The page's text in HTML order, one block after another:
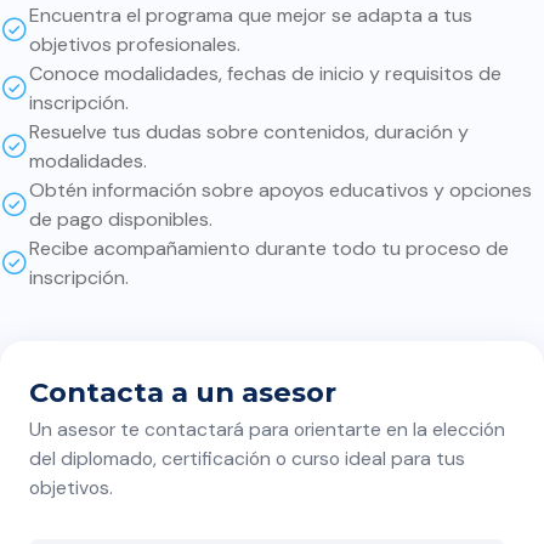
profundizar por nuestra
cuenta en cada uno de los
temas. Si bien muchas cosas
ya están implementadas,
entender cómo funcionan de
fondo ayuda a tomar mejores
decisiones sobre cómo usar
cada herramienta. Además:
Encuentra el programa que mejor se adapta a tus
objetivos profesionales.
Conoce modalidades, fechas de inicio y requisitos de
inscripción.
Resuelve tus dudas sobre contenidos, duración y
modalidades.
Obtén información sobre apoyos educativos y opciones
de pago disponibles.
Recibe acompañamiento durante todo tu proceso de
inscripción.
Contacta a un asesor
Un asesor te contactará para orientarte en la elección
del diplomado, certificación o curso ideal para tus
objetivos.